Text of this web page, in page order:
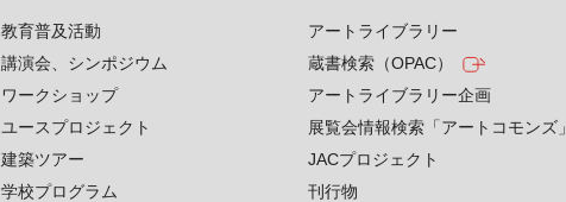
教育普及活動
講演会、シンポジウム
ワークショップ
ユースプロジェクト
建築ツアー
学校プログラム
アートライブラリー
蔵書検索（OPAC）
アートライブラリー企画
展覧会情報検索「アートコモンズ」
JACプロジェクト
刊行物